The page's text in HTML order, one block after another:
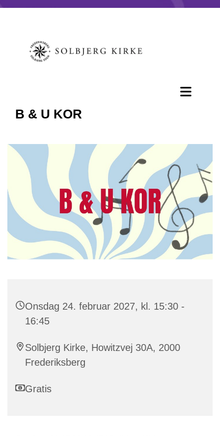
B & U KOR
Onsdag 24. februar 2027, kl. 15:30 -
16:45
Solbjerg Kirke, Howitzvej 30A, 2000
Frederiksberg
Gratis